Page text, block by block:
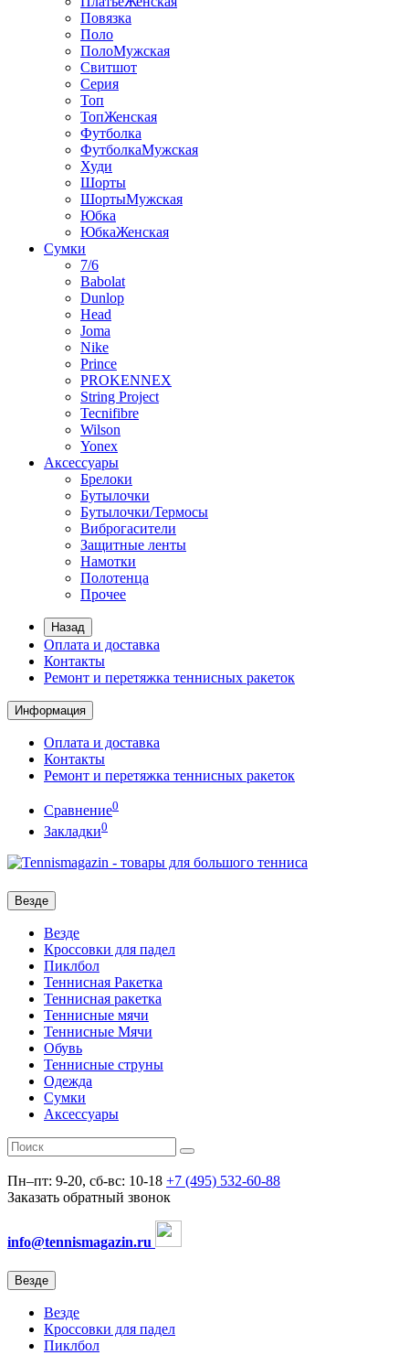
Повязка
Поло
ПолоМужская
Свитшот
Серия
Топ
ТопЖенская
Футболка
ФутболкаМужская
Худи
Шорты
ШортыМужская
Юбка
ЮбкаЖенская
Сумки
7/6
Babolat
Dunlop
Head
Joma
Nike
Prince
PROKENNEX
String Project
Tecnifibre
Wilson
Yonex
Аксессуары
Брелоки
Бутылочки
Бутылочки/Термосы
Виброгасители
Защитные ленты
Намотки
Полотенца
Прочее
Назад
Оплата и доставка
Контакты
Ремонт и перетяжка теннисных ракеток
Информация
Оплата и доставка
Контакты
Ремонт и перетяжка теннисных ракеток
Сравнение0
Закладки0
Везде
Везде
Кроссовки для падел
Пиклбол
Теннисная Ракетка
Теннисная ракетка
Теннисные мячи
Теннисные Мячи
Обувь
Теннисные струны
Одежда
Сумки
Аксессуары
Пн–пт: 9-20, сб-вс: 10-18 +7 (495) 532-60-88
Заказать обратный звонок
info@tennismagazin.ru
Везде
Везде
Кроссовки для падел
Пиклбол